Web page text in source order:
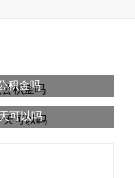
积金吗
可以吗